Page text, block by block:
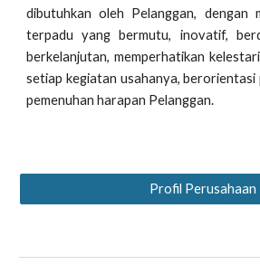
dibutuhkan oleh Pelanggan, dengan
terpadu yang bermutu, inovatif,
berkelanjutan, memperhatikan
setiap kegiatan usahanya, berorientasi
pemenuhan harapan Pelanggan.
Profil Perusahaan